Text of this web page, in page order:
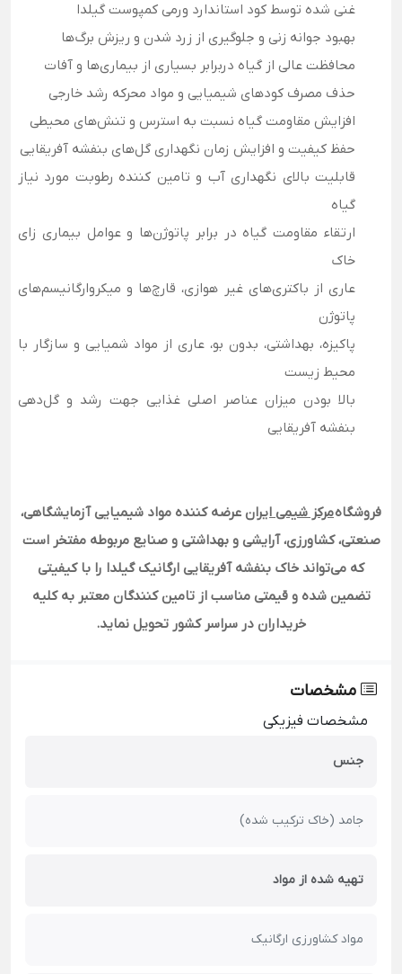
غنی شده توسط کود استاندارد ورمی کمپوست گیلدا
بهبود جوانه زنی و جلوگیری از زرد شدن و ریزش برگ‌ها
محافظت عالی از گیاه دربرابر بسیاری از بیماری‌ها و آفات
حذف مصرف کودهای شیمیایی و مواد محرکه رشد خارجی
افزایش مقاومت گیاه نسبت به استرس و تنش‌های محیطی
حفظ کیفیت و افزایش زمان نگهداری گل‌های بنفشه آفریقایی
قابلیت بالای نگهداری آب و تامین کننده رطوبت مورد نیاز
گیاه
ارتقاء مقاومت گیاه در برابر پاتوژن‌ها و عوامل بیماری زای
خاک
عاری از باکتری‌های غیر هوازی، قارچ‌ها و میکروارگانیسم‌های
پاتوژن
پاکیزه، بهداشتی، بدون بو، عاری از مواد شمیایی و سازگار با
محیط زیست
بالا بودن میزان عناصر اصلی غذایی جهت رشد و گل‌دهی
بنفشه آفریقایی
فروشگاهمرکز شیمی ایران عرضه کننده مواد شیمیایی آزمایشگاهی،
صنعتی، کشاورزی، آرایشی و بهداشتی و صنایع مربوطه مفتخر است
که می‌تواند خاک بنفشه آفریقایی ارگانیک گیلدا را با کیفیتی
تضمین شده و قیمتی مناسب از تامین کنندگان معتبر به کلیه
خریداران در سراسر کشور تحویل نماید.
مشخصات
مشخصات فیزیکی
جنس
جامد (خاک ترکیب شده)
تهیه شده از مواد
مواد کشاورزی ارگانیک